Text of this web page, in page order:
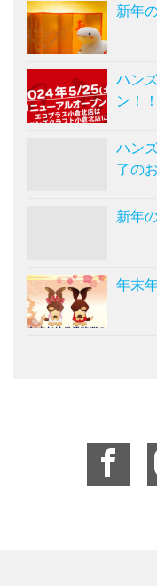
新年
ハン
ン！！
ハン
了の
新年
年末